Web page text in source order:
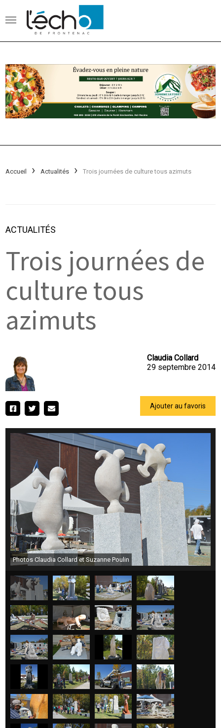
Accueil Actualités Trois journées de culture tous azimuts
ACTUALITÉS
Trois journées de
culture tous
azimuts
Claudia Collard
29 septembre 2014
Ajouter au favoris
Photos Claudia Collard et Suzanne Poulin